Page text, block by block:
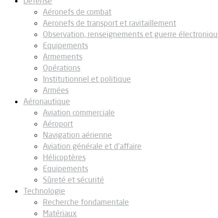
Aéronefs de combat
Aeronefs de transport et ravitaillement
Observation, renseignements et guerre
Equipements
Armements
Opérations
Institutionnel et politique
Armées
Aéronautique
Aviation commerciale
Aéroport
Navigation aérienne
Aviation générale et d’affaire
Hélicoptères
Equipements
Sûreté et sécurité
Technologie
Recherche fondamentale
Matériaux